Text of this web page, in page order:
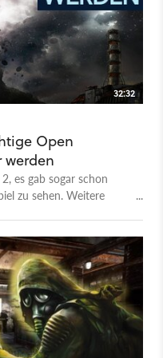
32:32
Open
werden
es gab sogar schon
zu sehen. Weitere
war das bislang
das nicht
#StayHome-Rabatt:
Aber mal ehrlich:
wenn nicht
Shadow of Chernobyl
legendär übernommen